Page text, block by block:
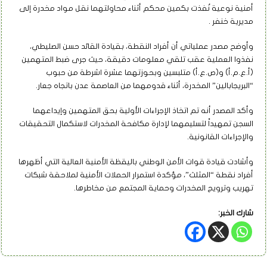
أمنية نوعية نُفذت بكمين محكم أثناء محاولتهما نقل مواد مخدرة إلى
مديرية خنفر .
وأوضح مصدر عملياتي أن أفراد النقطة، بقيادة القائد حسن الصليطي،
نفذوا العملية عقب تلقي معلومات دقيقة، حيث جرى ضبط المتهمين
(أ.ع.م.أ) و(ص.ع.أ) متلبسين وبحوزتهما عشرة اشرطة من حبوب
“البريجابالين” المخدرة، أثناء قدومهما من العاصمة عدن باتجاه جعار.
وأكد المصدر أنه تم اتخاذ الإجراءات الأولية بحق المتهمين وإيداعهما
السجن تمهيداً لتسليمهما لإدارة مكافحة المخدرات لاستكمال التحقيقات
والإجراءات القانونية.
وأشادت قيادة قوات الأمن الوطني باليقظة الأمنية العالية التي أظهرها
أفراد نقطة “المثلث”، مؤكدة استمرار الحملات الأمنية لملاحقة شبكات
تهريب وترويج المخدرات وحماية المجتمع من مخاطرها.
شارك الخبر: